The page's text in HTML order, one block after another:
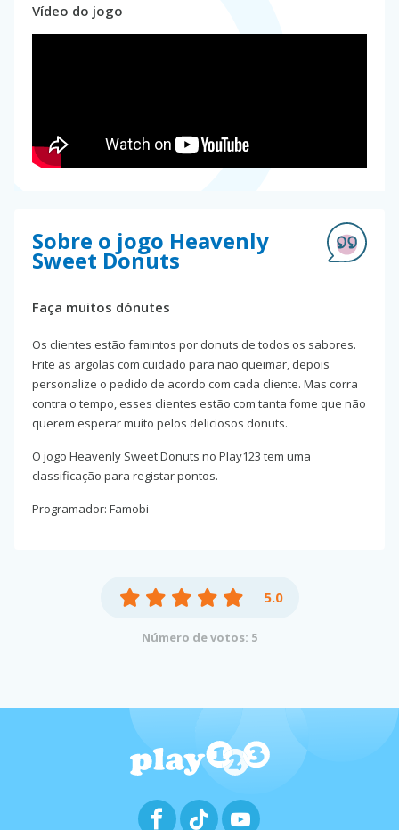
Vídeo do jogo
Sobre o jogo Heavenly
Sweet Donuts
Faça muitos dónutes
Os clientes estão famintos por donuts de todos os sabores.
Frite as argolas com cuidado para não queimar, depois
personalize o pedido de acordo com cada cliente. Mas corra
contra o tempo, esses clientes estão com tanta fome que não
querem esperar muito pelos deliciosos donuts.
O jogo Heavenly Sweet Donuts no Play123 tem uma
classificação para registar pontos.
Programador: Famobi
5.0
Número de votos: 5